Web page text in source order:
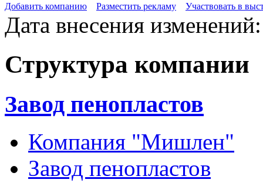
Добавить компанию Разместить рекламу Участвовать в
Дата внесения
Структура компании
Завод пенопластов
Компания "Мишлен"
Завод пенопластов